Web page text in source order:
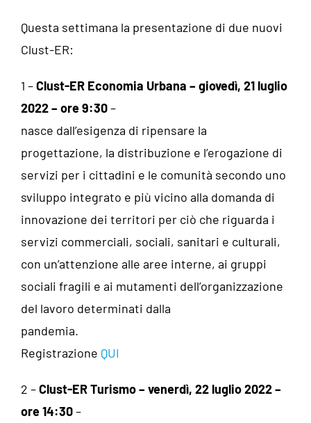
Questa settimana la presentazione di due nuovi
Clust-ER:
1 –Clust-ER Economia Urbana – giovedì, 21 luglio
2022 – ore 9:30–
nasce dall’esigenza di ripensare la
progettazione, la distribuzione e l’erogazione di
servizi per i cittadini e le comunità secondo uno
sviluppo integrato e più vicino alla domanda di
innovazione dei territori per ciò che riguarda i
servizi commerciali, sociali, sanitari e culturali,
con un’attenzione alle aree interne, ai gruppi
sociali fragili e ai mutamenti dell’organizzazione
del lavoro determinati dalla
pandemia.
Registrazione QUI
2 –Clust-ER Turismo – venerdì, 22 luglio 2022 –
ore 14:30–